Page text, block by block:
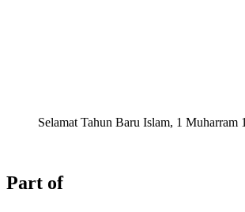
Selamat Tahun Baru Islam, 1 Muharram
Part of